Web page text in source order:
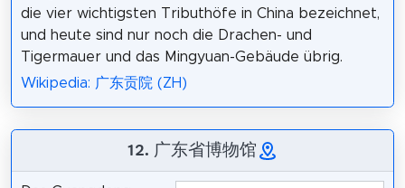
die vier wichtigsten Tributhöfe in China bezeichnet,
und heute sind nur noch die Drachen- und
Tigermauer und das Mingyuan-Gebäude übrig.
Wikipedia: 广东贡院 (ZH)
12. 广东省博物馆